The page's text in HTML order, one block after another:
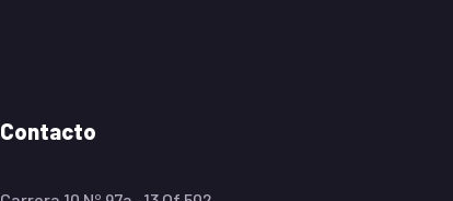
Contacto